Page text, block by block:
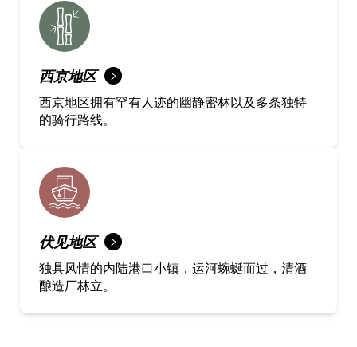
西京地区
西京地区拥有罕有人迹的幽静密林以及多条独特
的骑行路线。
伏见地区
独具风情的内陆港口小镇，运河蜿蜒而过，清酒
酿造厂林立。